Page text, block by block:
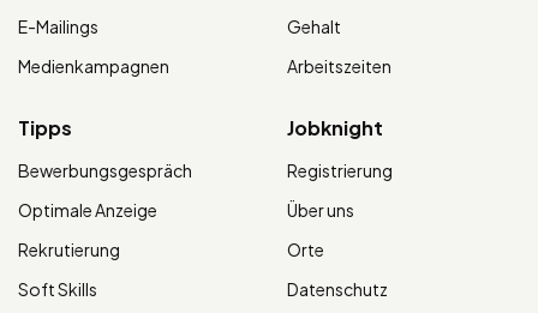
E-Mailings
Medienkampagnen
Gehalt
Arbeitszeiten
Tipps
Bewerbungsgespräch
Optimale Anzeige
Rekrutierung
Soft Skills
Jobknight
Registrierung
Über uns
Orte
Datenschutz